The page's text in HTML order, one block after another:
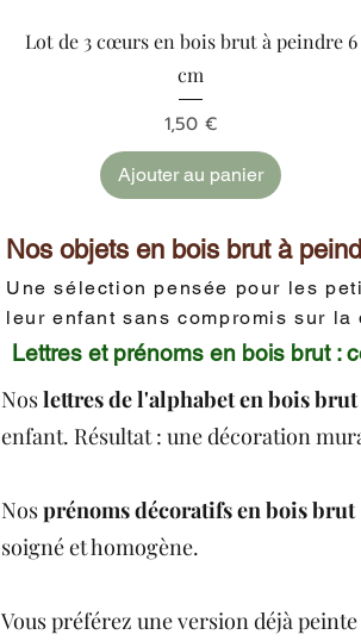
Aperçu rapide
Lot de 3 cœurs en bois brut à peindre 6
cm
Prix
1,50 €
Ajouter au panier
Nos objets en bois brut à
Une sélection pensée pour les
leur enfant sans compromis sur la
Lettres et prénoms en bois brut :
Noslettres de l'alphabet en bois brut
enfant. Résultat : une décoration
Nosprénoms décoratifs en bois brut
soigné et homogène.
Vous préférez une version déjà